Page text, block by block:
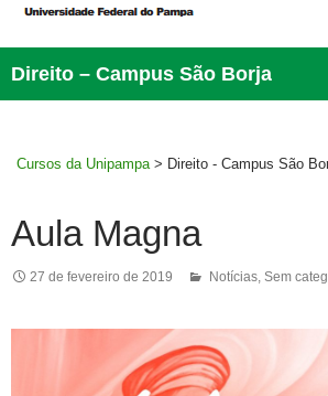
Direito – Campus São Borja
para
Cursos da Unipampa > Direito - Campus São
Aula Magna
27 de fevereiro de 2019 Notícias Sem